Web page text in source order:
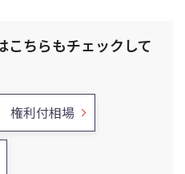
こちらもチェックして
権利付相場